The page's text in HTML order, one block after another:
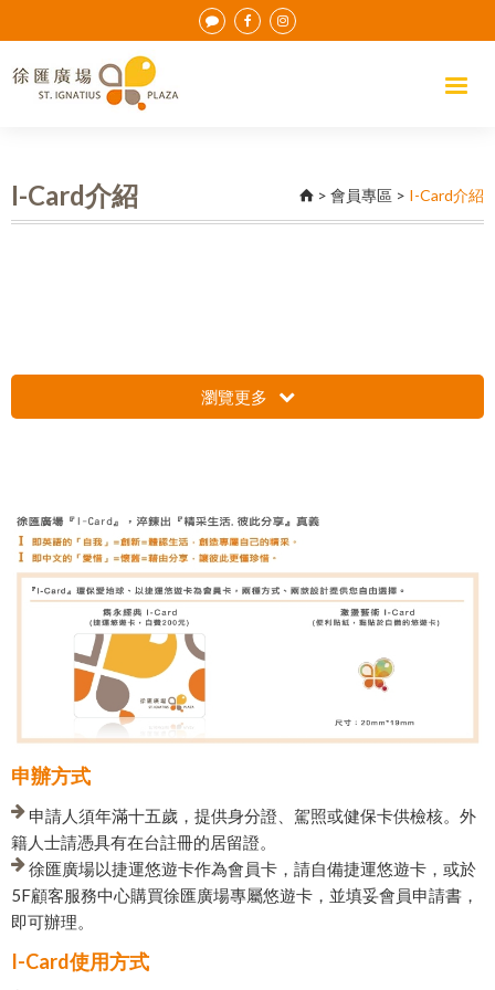
I-Card介紹 > 會員專區 > I-Card介紹
瀏覽更多
申辦方式
申請人須年滿十五歲，提供身分證、駕照或健保卡供檢核。外
籍人士請憑具有在台註冊的居留證。
徐匯廣場以捷運悠遊卡作為會員卡，請自備捷運悠遊卡，或於
5F顧客服務中心購買徐匯廣場專屬悠遊卡，並填妥會員申請書，
即可辦理。
I-Card使用方式